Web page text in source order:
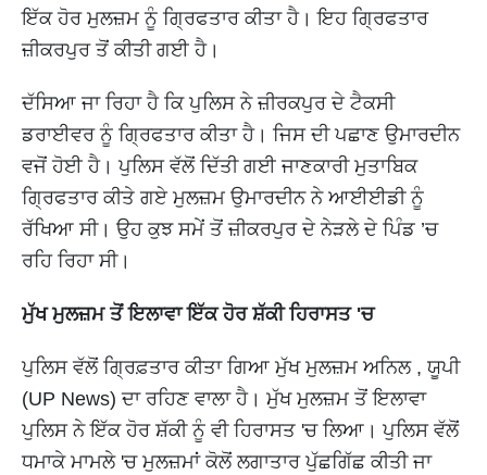
ਇੱਕ ਹੋਰ ਮੁਲਜ਼ਮ ਨੂੰ ਗ੍ਰਿਫਤਾਰ ਕੀਤਾ ਹੈ। ਇਹ ਗ੍ਰਿਫਤਾਰ
ਜ਼ੀਕਰਪੁਰ ਤੋਂ ਕੀਤੀ ਗਈ ਹੈ।
ਦੱਸਿਆ ਜਾ ਰਿਹਾ ਹੈ ਕਿ ਪੁਲਿਸ ਨੇ ਜ਼ੀਰਕਪੁਰ ਦੇ ਟੈਕਸੀ
ਡਰਾਈਵਰ ਨੂੰ ਗ੍ਰਿਫਤਾਰ ਕੀਤਾ ਹੈ। ਜਿਸ ਦੀ ਪਛਾਣ ਉਮਾਰਦੀਨ
ਵਜੋਂ ਹੋਈ ਹੈ। ਪੁਲਿਸ ਵੱਲੋਂ ਦਿੱਤੀ ਗਈ ਜਾਣਕਾਰੀ ਮੁਤਾਬਿਕ
ਗ੍ਰਿਫਤਾਰ ਕੀਤੇ ਗਏ ਮੁਲਜ਼ਮ ਉਮਾਰਦੀਨ ਨੇ ਆਈਈਡੀ ਨੂੰ
ਰੱਖਿਆ ਸੀ। ਉਹ ਕੁਝ ਸਮੇਂ ਤੋਂ ਜ਼ੀਕਰਪੁਰ ਦੇ ਨੇੜਲੇ ਦੇ ਪਿੰਡ ’ਚ
ਰਹਿ ਰਿਹਾ ਸੀ।
ਮੁੱਖ ਮੁਲਜ਼ਮ ਤੋਂ ਇਲਾਵਾ ਇੱਕ ਹੋਰ ਸ਼ੱਕੀ ਹਿਰਾਸਤ 'ਚ
ਪੁਲਿਸ ਵੱਲੋਂ ਗ੍ਰਿਫ਼ਤਾਰ ਕੀਤਾ ਗਿਆ ਮੁੱਖ ਮੁਲਜ਼ਮ ਅਨਿਲ , ਯੂਪੀ
(UP News) ਦਾ ਰਹਿਣ ਵਾਲਾ ਹੈ। ਮੁੱਖ ਮੁਲਜ਼ਮ ਤੋਂ ਇਲਾਵਾ
ਪੁਲਿਸ ਨੇ ਇੱਕ ਹੋਰ ਸ਼ੱਕੀ ਨੂੰ ਵੀ ਹਿਰਾਸਤ 'ਚ ਲਿਆ। ਪੁਲਿਸ ਵੱਲੋਂ
ਧਮਾਕੇ ਮਾਮਲੇ 'ਚ ਮੁਲਜ਼ਮਾਂ ਕੋਲੋਂ ਲਗਾਤਾਰ ਪੁੱਛਗਿੱਛ ਕੀਤੀ ਜਾ